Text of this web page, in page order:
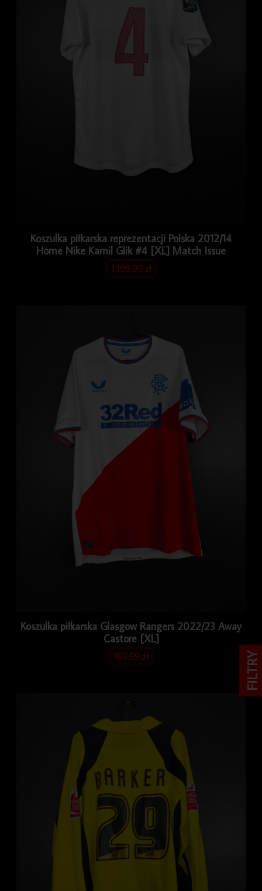
Koszulka piłkarska reprezentacji Polska 2012/14
Home Nike Kamil Glik #4 [XL] Match Issue
1,199.99zł
Koszulka piłkarska Glasgow Rangers 2022/23 Away
Castore [XL]
169.99zł FILTRY